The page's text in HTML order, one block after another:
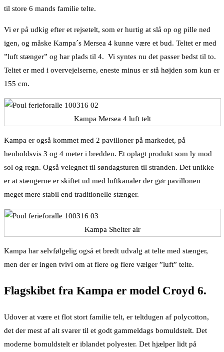
til store 6 mands familie telte.
Vi er på udkig efter et rejsetelt, som er hurtig at slå op og pille ned
igen, og måske Kampa´s Mersea 4 kunne være et bud. Teltet er med
”luft stænger” og har plads til 4. Vi syntes nu det passer bedst til to.
Teltet er med i overvejelserne, eneste minus er stå højden som kun er
155 cm.
Kampa Mersea 4 luft telt
Kampa er også kommet med 2 pavilloner på markedet, på
henholdsvis 3 og 4 meter i bredden. Et oplagt produkt som ly mod
sol og regn. Også velegnet til søndagsturen til stranden. Det unikke
er at stængerne er skiftet ud med luftkanaler der gør pavillonen
meget mere stabil end traditionelle stænger.
Kampa Shelter air
Kampa har selvfølgelig også et bredt udvalg at telte med stænger,
men der er ingen tvivl om at flere og flere vælger ”luft” telte.
Flagskibet fra Kampa er model Croyd 6.
Udover at være et flot stort familie telt, er teltdugen af polycotton,
det der mest af alt svarer til et godt gammeldags bomuldstelt. Det
moderne bomuldstelt er iblandet polyester. Det hjælper lidt på